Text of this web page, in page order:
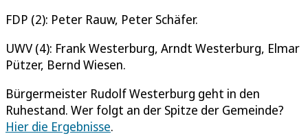
FDP (2): Peter Rauw, Peter Schäfer.
UWV (4): Frank Westerburg, Arndt Westerburg, Elmar
Pützer, Bernd Wiesen.
Bürgermeister Rudolf Westerburg geht in den
Ruhestand. Wer folgt an der Spitze der Gemeinde?
Hier die Ergebnisse.